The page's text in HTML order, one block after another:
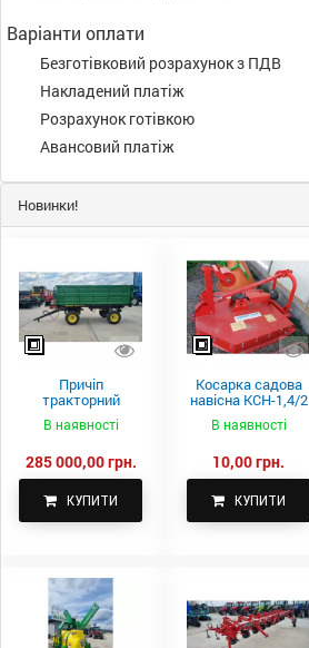
Варіанти оплати
Безготівковий розрахунок з ПДВ
Накладений платіж
Розрахунок готівкою
Авансовий платіж
Новинки!
Причіп
тракторний
самоскидний
Spike 2 ПТС-4
В наявності
285 000,00 грн.
КУПИТИ
Косарка садова
навісна КСН-1,4/2
В наявності
10,00 грн.
КУПИТИ